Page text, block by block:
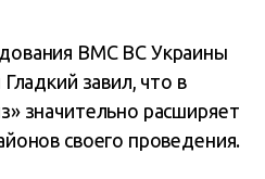
ВМС ВС Украины
завил, что в
значительно расширяет
своего проведения.